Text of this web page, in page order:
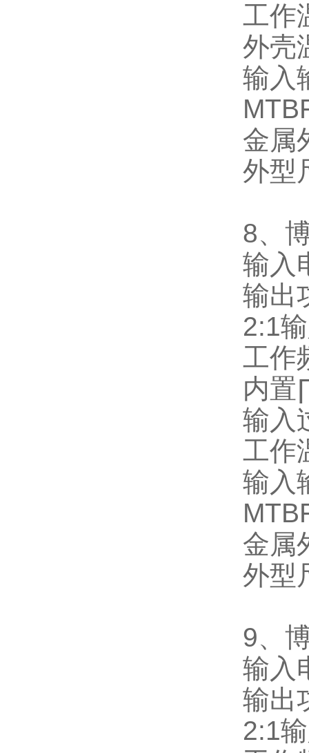
工作
外壳
输入
金属
外型
8、
输入
输出
2:1
工作
内置
输入
工作
输入
金属
外型
9、
输入
输出
2:1